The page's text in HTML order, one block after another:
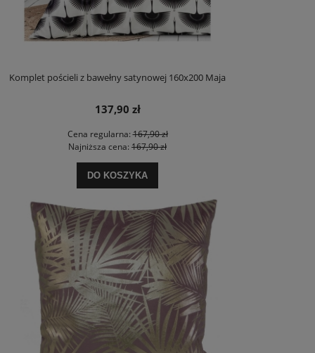
Komplet pościeli z bawełny satynowej 160x200 Maja
137,90 zł
Cena regularna:167,90 zł
Najniższa cena: 167,90 zł
DO KOSZYKA